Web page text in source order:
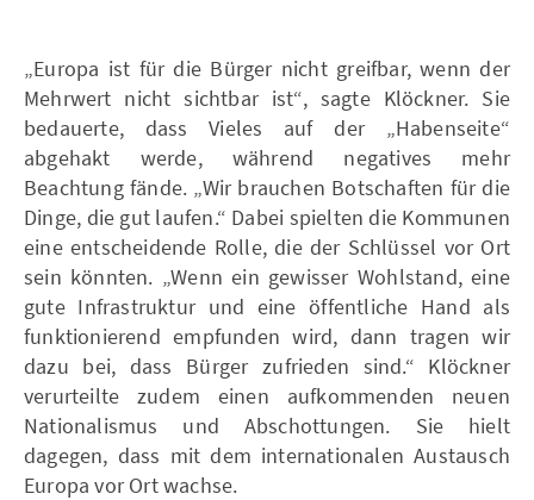
„Europa ist für die Bürger nicht greifbar, wenn der
Mehrwert nicht sichtbar ist“, sagte Klöckner. Sie
bedauerte, dass Vieles auf der „Habenseite“
abgehakt werde, während negatives mehr
Beachtung fände. „Wir brauchen Botschaften für die
Dinge, die gut laufen.“ Dabei spielten die Kommunen
eine entscheidende Rolle, die der Schlüssel vor Ort
sein könnten. „Wenn ein gewisser Wohlstand, eine
gute Infrastruktur und eine öffentliche Hand als
funktionierend empfunden wird, dann tragen wir
dazu bei, dass Bürger zufrieden sind.“ Klöckner
verurteilte zudem einen aufkommenden neuen
Nationalismus und Abschottungen. Sie hielt
dagegen, dass mit dem internationalen Austausch
Europa vor Ort wachse.